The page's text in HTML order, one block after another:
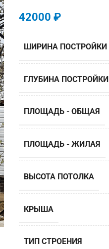
42000 ₽
ШИРИНА ПОСТРОЙКИ
ГЛУБИНА ПОСТРОЙКИ
ПЛОЩАДЬ - ОБЩАЯ
ПЛОЩАДЬ - ЖИЛАЯ
ВЫСОТА ПОТОЛКА
КРЫША
ТИП СТРОЕНИЯ